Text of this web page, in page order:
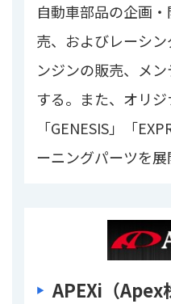
自動車部品の企画
売、およびレーシ
ンジンの販売、メ
する。また、オリ
「GENESIS」「
ーニングパーツを展
APEXi（Apex